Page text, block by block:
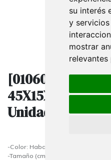
su interés
y
mostrar
relevantes
[010600] Bolsas
45X15X49 Cm
Unidades
-Color: Habana
-Tamaño (cm) : 45x15x49